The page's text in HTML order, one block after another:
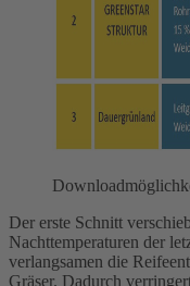
Der erste Schnitt
Nachttemperaturen der
verlangsamen die
Gräser. Dadurch